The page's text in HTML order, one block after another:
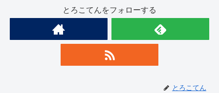
とろこてんをフォローする
とろこてん